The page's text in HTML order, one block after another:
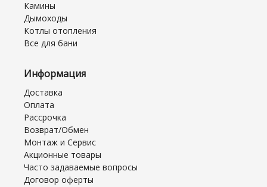
Камины
Дымоходы
Котлы отопления
Все для бани
Информация
Доставка
Оплата
Рассрочка
Возврат/Обмен
Монтаж и Сервис
Акционные товары
Часто задаваемые вопросы
Договор оферты